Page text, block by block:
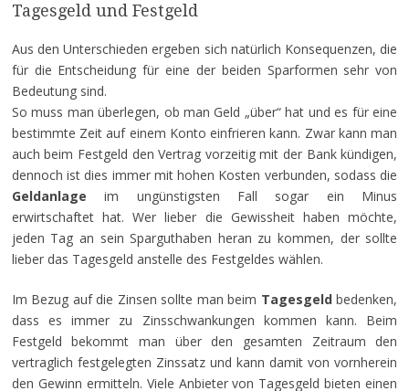
Tagesgeld und Festgeld
Aus den Unterschieden ergeben sich natürlich Konsequenzen, die
für die Entscheidung für eine der beiden Sparformen sehr von
Bedeutung sind.
So muss man überlegen, ob man Geld „über“ hat und es für eine
bestimmte Zeit auf einem Konto einfrieren kann. Zwar kann man
auch beim Festgeld den Vertrag vorzeitig mit der Bank kündigen,
dennoch ist dies immer mit hohen Kosten verbunden, sodass die
Geldanlage im ungünstigsten Fall sogar ein Minus
erwirtschaftet hat. Wer lieber die Gewissheit haben möchte,
jeden Tag an sein Sparguthaben heran zu kommen, der sollte
lieber das Tagesgeld anstelle des Festgeldes wählen.
Im Bezug auf die Zinsen sollte man beim Tagesgeldbedenken,
dass es immer zu Zinsschwankungen kommen kann. Beim
Festgeld bekommt man über den gesamten Zeitraum den
vertraglich festgelegten Zinssatz und kann damit von vornherein
den Gewinn ermitteln. Viele Anbieter von Tagesgeld bieten einen